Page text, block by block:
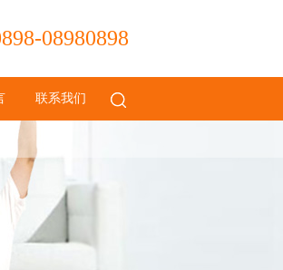
08980898
联系我们